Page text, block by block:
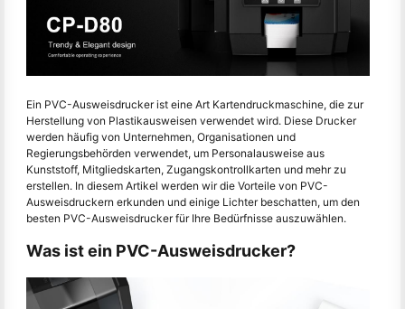
Ein PVC-Ausweisdrucker ist eine Art Kartendruckmaschine, die zur
Herstellung von Plastikausweisen verwendet wird. Diese Drucker
werden häufig von Unternehmen, Organisationen und
Regierungsbehörden verwendet, um Personalausweise aus
Kunststoff, Mitgliedskarten, Zugangskontrollkarten und mehr zu
erstellen. In diesem Artikel werden wir die Vorteile von PVC-
Ausweisdruckern erkunden und einige Lichter beschatten, um den
besten PVC-Ausweisdrucker für Ihre Bedürfnisse auszuwählen.
Was ist ein PVC-Ausweisdrucker?